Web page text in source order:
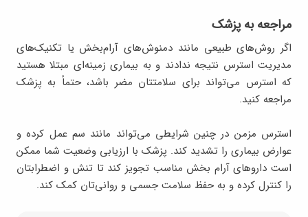
مراجعه به پزشک
اگر روش‌های طبیعی مانند دمنوش‌های آرام‌بخش یا تکنیک‌های
مدیریت استرس نتیجه ندادند و به بیماری زمینه‌ای مبتلا هستید
که استرس می‌تواند برای سلامتتان مضر باشد، حتماً به پزشک
مراجعه کنید.
استرس مزمن در چنین شرایطی می‌تواند مانند سم عمل کرده و
عوارض بیماری را تشدید کند. پزشک با ارزیابی وضعیت شما ممکن
است داروهای آرام ‌بخش مناسب تجویز کند تا تنش و اضطرابتان
را کنترل کرده و به حفظ سلامت جسمی و روانی‌تان کمک کند.